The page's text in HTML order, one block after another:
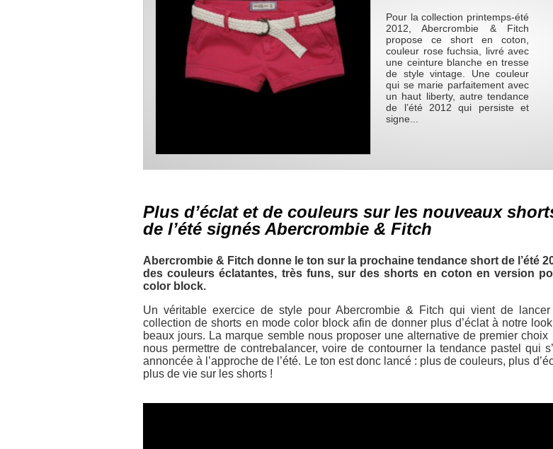
Pour la collection printemps-été
2012, Abercrombie & Fitch
propose ce short en coton,
couleur rose fuchsia, livré avec
une ceinture blanche en tresse
de style vintage. Une couleur
qui se marie parfaitement avec
un haut liberty, autre tendance
de l’été 2012 qui persiste et
signe...
Plus d’éclat et de couleurs sur les nouveaux
de l’été signés Abercrombie & Fitch
Abercrombie & Fitch donne le ton sur la prochaine tendance short de l’été
des couleurs éclatantes, très funs, sur des shorts en coton en version
color block.
Un véritable exercice de style pour Abercrombie & Fitch qui vient de lancer
collection de shorts en mode color block afin de donner plus d’éclat à notre
beaux jours. La marque semble nous proposer une alternative de premier choix
nous permettre de contrebalancer, voire de contourner la tendance pastel qui
annoncée à l’approche de l’été. Le ton est donc lancé : plus de couleurs, plus
plus de vie sur les shorts !